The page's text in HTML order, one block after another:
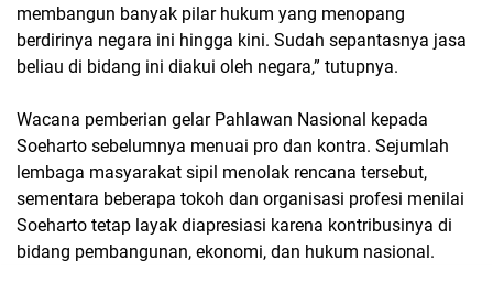
membangun banyak pilar hukum yang menopang
berdirinya negara ini hingga kini. Sudah sepantasnya jasa
beliau di bidang ini diakui oleh negara,” tutupnya.
Wacana pemberian gelar Pahlawan Nasional kepada
Soeharto sebelumnya menuai pro dan kontra. Sejumlah
lembaga masyarakat sipil menolak rencana tersebut,
sementara beberapa tokoh dan organisasi profesi menilai
Soeharto tetap layak diapresiasi karena kontribusinya di
bidang pembangunan, ekonomi, dan hukum nasional.